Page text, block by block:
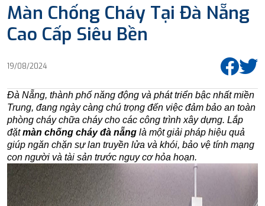
Màn Chống Cháy Tại Đà Nẵng
Cao Cấp Siêu Bền
19/08/2024
Đà Nẵng, thành phố năng động và phát triển bậc nhất miền
Trung, đang ngày càng chú trọng đến việc đảm bảo an toàn
phòng cháy chữa cháy cho các công trình xây dựng. Lắp
đặtmàn chống cháy đà nẵng là một giải pháp hiệu quả
giúp ngăn chặn sự lan truyền lửa và khói, bảo vệ tính mạng
con người và tài sản trước nguy cơ hỏa hoạn.